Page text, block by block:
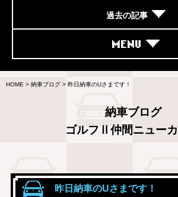
過去の記事
MENU
HOME > 納車ブログ > 昨日納車のUさまです！
納車ブログ
ゴルフⅡ仲間ニュー
昨日納車のUさまです！